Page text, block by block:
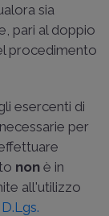
sia
pari al doppio
procedimento
esercenti di
per
non è in
all'utilizzo
D.Lgs.